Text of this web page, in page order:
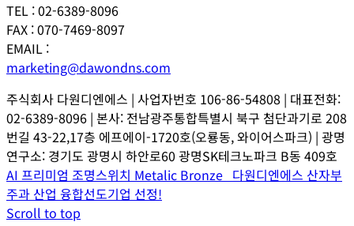
TEL : 02-6389-8096
FAX : 070-7469-8097
EMAIL :
marketing@dawondns.com
주식회사 다원디엔에스 | 사업자번호 106-86-54808 | 대표전화:
02-6389-8096 | 본사: 전남광주통합특별시 북구 첨단과기로 208
번길 43-22,17층 에프에이-1720호(오룡동, 와이어스파크) | 광명
연구소: 경기도 광명시 하안로60 광명SK테크노파크 B동 409호
AI 프리미엄 조명스위치 Metalic Bronze 다원디엔에스 산자부
주과 산업 융합선도기업 선정!
Scroll to top